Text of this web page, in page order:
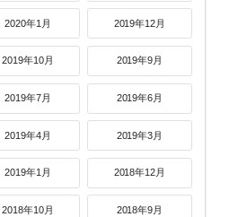
2020年1月 2019年12月
2019年10月 2019年9月
2019年7月 2019年6月
2019年4月 2019年3月
2019年1月 2018年12月
2018年10月 2018年9月